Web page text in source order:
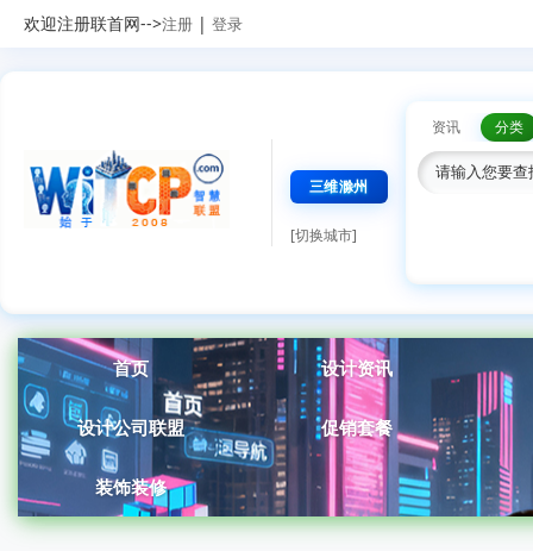
欢迎注册联首网-->注册 | 登录
三维滁州
[切换城市]
资讯 分类
首页 设计资讯
设计公司联盟 促销套餐
装饰装修